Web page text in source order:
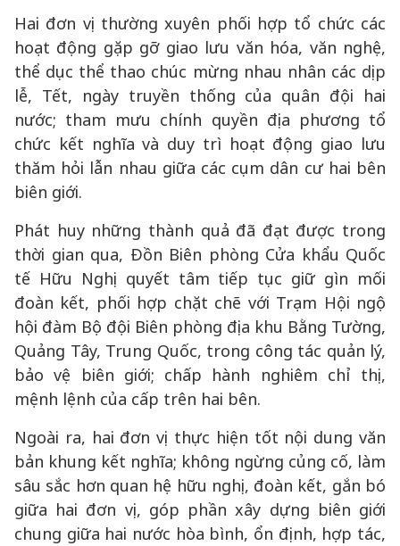
Hai đơn vị thường xuyên phối hợp tổ chức các
hoạt động gặp gỡ giao lưu văn hóa, văn nghệ,
thể dục thể thao chúc mừng nhau nhân các dịp
lễ, Tết, ngày truyền thống của quân đội hai
nước; tham mưu chính quyền địa phương tổ
chức kết nghĩa và duy trì hoạt động giao lưu
thăm hỏi lẫn nhau giữa các cụm dân cư hai bên
biên giới.
Phát huy những thành quả đã đạt được trong
thời gian qua, Đồn Biên phòng Cửa khẩu Quốc
tế Hữu Nghị quyết tâm tiếp tục giữ gìn mối
đoàn kết, phối hợp chặt chẽ với Trạm Hội ngộ
hội đàm Bộ đội Biên phòng địa khu Bằng Tường,
Quảng Tây, Trung Quốc, trong công tác quản lý,
bảo vệ biên giới; chấp hành nghiêm chỉ thị,
mệnh lệnh của cấp trên hai bên.
Ngoài ra, hai đơn vị thực hiện tốt nội dung văn
bản khung kết nghĩa; không ngừng củng cố, làm
sâu sắc hơn quan hệ hữu nghị, đoàn kết, gắn bó
giữa hai đơn vị, góp phần xây dựng biên giới
chung giữa hai nước hòa bình, ổn định, hợp tác,